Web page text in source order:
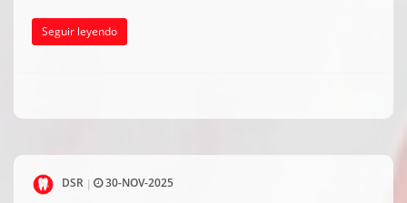
Seguir leyendo
DSR | 30-NOV-2025